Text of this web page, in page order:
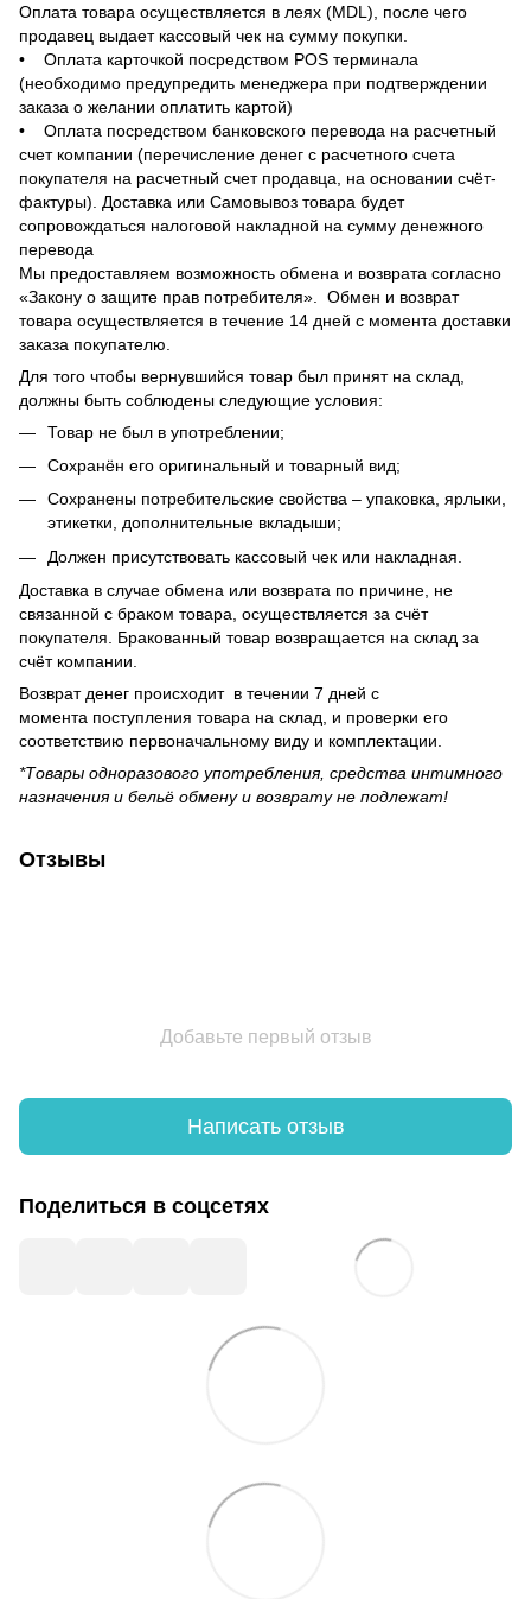
Оплата товара осуществляется в леях (MDL), после чего
продавец выдает кассовый чек на сумму покупки.
• Оплата карточкой посредством POS терминала
(необходимо предупредить менеджера при подтверждении
заказа о желании оплатить картой)
• Оплата посредством банковского перевода на расчетный
счет компании (перечисление денег с расчетного счета
покупателя на расчетный счет продавца, на основании счёт-
фактуры). Доставка или Самовывоз товара будет
сопровождаться налоговой накладной на сумму денежного
перевода
Мы предоставляем возможность обмена и возврата согласно
«Закону о защите прав потребителя». Обмен и возврат
товара осуществляется в течение 14 дней с момента доставки
заказа покупателю.
Для того чтобы вернувшийся товар был принят на склад,
должны быть соблюдены следующие условия:
Товар не был в употреблении;
Сохранён его оригинальный и товарный вид;
Сохранены потребительские свойства – упаковка, ярлыки,
этикетки, дополнительные вкладыши;
Должен присутствовать кассовый чек или накладная.
Доставка в случае обмена или возврата по причине, не
связанной с браком товара, осуществляется за счёт
покупателя. Бракованный товар возвращается на склад за
счёт компании.
Возврат денег происходит в течении 7 дней с
момента поступления товара на склад, и проверки его
соответствию первоначальному виду и комплектации.
*Товары одноразового употребления, средства интимного
назначения и бельё обмену и возврату не подлежат!
Отзывы
Добавьте первый отзыв
Написать отзыв
Поделиться в соцсетях